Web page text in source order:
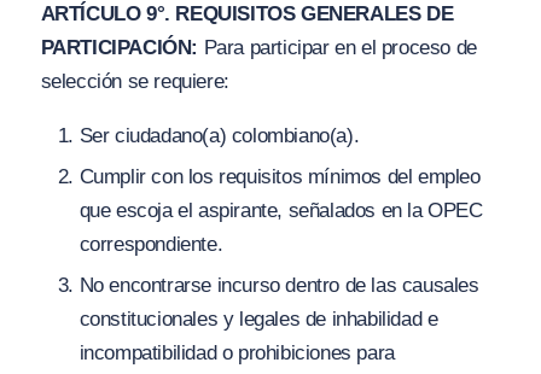
ARTÍCULO 9°. REQUISITOS GENERALES DE
PARTICIPACIÓN: Para participar en el proceso de
selección se requiere:
Ser ciudadano(a) colombiano(a).
Cumplir con los requisitos mínimos del empleo
que escoja el aspirante, señalados en la OPEC
correspondiente.
No encontrarse incurso dentro de las causales
constitucionales y legales de inhabilidad e
incompatibilidad o prohibiciones para